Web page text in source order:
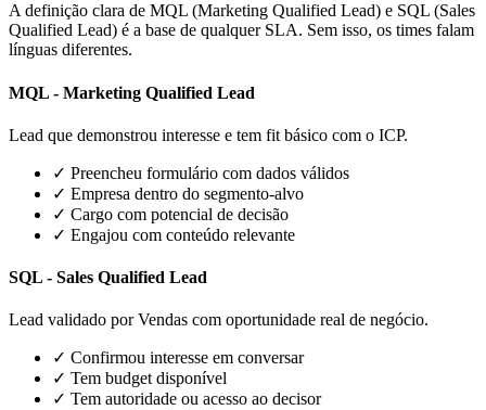
A definição clara de MQL (Marketing Qualified Lead) e SQL (Sales
Qualified Lead) é a base de qualquer SLA. Sem isso, os times falam
línguas diferentes.
MQL - Marketing Qualified Lead
Lead que demonstrou interesse e tem fit básico com o ICP.
✓ Preencheu formulário com dados válidos
✓ Empresa dentro do segmento-alvo
✓ Cargo com potencial de decisão
✓ Engajou com conteúdo relevante
SQL - Sales Qualified Lead
Lead validado por Vendas com oportunidade real de negócio.
✓ Confirmou interesse em conversar
✓ Tem budget disponível
✓ Tem autoridade ou acesso ao decisor